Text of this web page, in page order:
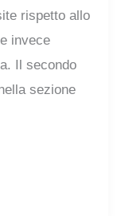
rispetto allo
invece
Il secondo
sezione